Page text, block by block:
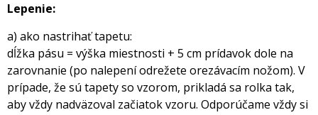
Lepenie:
a) ako nastrihať tapetu:
dĺžka pásu = výška miestnosti + 5 cm prídavok dole na
zarovnanie (po nalepení odrežete orezávacím nožom). V
prípade, že sú tapety so vzorom, prikladá sa rolka tak,
aby vždy nadväzoval začiatok vzoru. Odporúčame vždy si